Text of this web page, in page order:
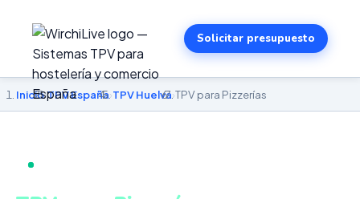
Solicitar presupuesto
Inicio›TPV España›TPV Huelva›TPV para Pizzerías